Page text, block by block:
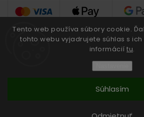
Tento web používa súbory cookie.
tohto webu vyjadrujete súhlas s
informácií tu.
Súhlasím
Vytvoril Shoptet
Messy Brassy.
Grafický návrh vytvořil a